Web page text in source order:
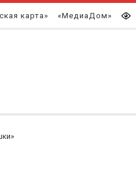
карта» «МедиаДом»